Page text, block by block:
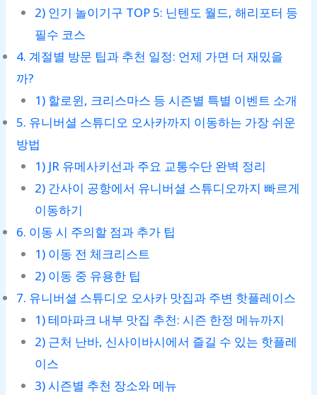
2) 인기 놀이기구 TOP 5: 닌텐도 월드, 해리포터 등
필수 코스
4. 계절별 방문 팁과 추천 일정: 언제 가면 더 재밌을
까?
1) 할로윈, 크리스마스 등 시즌별 특별 이벤트 소개
5. 유니버셜 스튜디오 오사카까지 이동하는 가장 쉬운
방법
1) JR 유메사키선과 주요 교통수단 완벽 정리
2) 간사이 공항에서 유니버셜 스튜디오까지 빠르게
이동하기
6. 이동 시 주의할 점과 추가 팁
1) 이동 전 체크리스트
2) 이동 중 유용한 팁
7. 유니버셜 스튜디오 오사카 맛집과 주변 핫플레이스
1) 테마파크 내부 맛집 추천: 시즌 한정 메뉴까지
2) 근처 난바, 신사이바시에서 즐길 수 있는 핫플레
이스
3) 시즌별 추천 장소와 메뉴